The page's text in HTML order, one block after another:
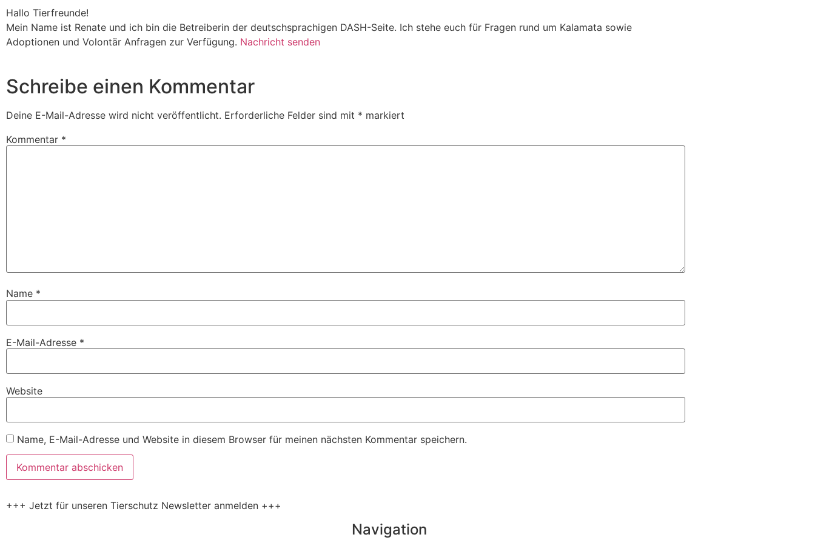
Hallo Tierfreunde!
Mein Name ist Renate und ich bin die Betreiberin der deutschsprachigen DASH-Seite. Ich stehe euch für Fragen rund um Kalamata sowie
Adoptionen und Volontär Anfragen zur Verfügung. Nachricht senden
Schreibe einen Kommentar
Deine E-Mail-Adresse wird nicht veröffentlicht. Erforderliche Felder sind mit * markiert
Kommentar *
Name *
E-Mail-Adresse *
Website
Name, E-Mail-Adresse und Website in diesem Browser für meinen nächsten Kommentar speichern.
+++ Jetzt für unseren Tierschutz Newsletter anmelden +++
Navigation